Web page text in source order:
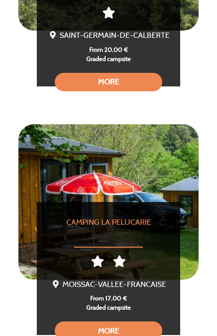
SAINT-GERMAIN-DE-CALBERTE
From 20,00 €
Graded campsite
MORE
CAMPING LA PELUCARIE
MOISSAC-VALLEE-FRANCAISE
From 17,00 €
Graded campsite
MORE